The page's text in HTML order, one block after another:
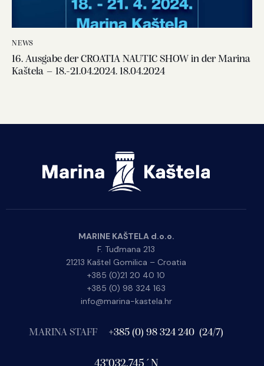
NEWS
16. Ausgabe der CROATIA NAUTIC SHOW in der Marina
Kaštela – 18.-21.04.2024. 18.04.2024
MARINE KAŠTELA d.o.o.
F. Tuđmana 213
21213 Kaštel Gomilica – Croatia
+385 (0)21 20 40 10
+385 (0) 98 324 163
info@marina-kastela.hr
MARINA STAFF +385 (0) 98 324 240 (24/7)